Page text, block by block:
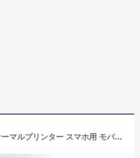
【レビュー特典】ミニプリンター サーマルプリンター スマホ用 モバイルプリンター Phomemo M02Pro フォトプリンター 304dpi 15・25・53mm幅 モノクロ Bluetooth接続 プレゼント ノート 写真 手帳 家計簿 Android＆iOS適応 フォメモ 日本語対応